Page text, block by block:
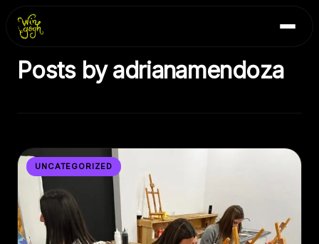
Inicio
Blog
Contacto
Posts by adrianamendoza
UNCATEGORIZED